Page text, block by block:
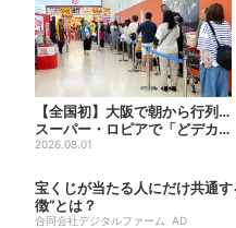
【全国初】大阪で朝から行列…
スーパー・ロピアで「どデカ
抽選会」、開始30分で“1...
2026.08.01
宝くじが当たる人にだけ共通す
徴”とは？
合同会社デジタルファーム AD